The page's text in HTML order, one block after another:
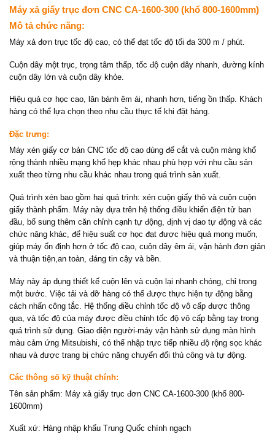
Máy xả giấy trục đơn CNC CA-1600-300 (khổ 800-1600mm)
Mô tả chức năng:
Máy xả đơn trục tốc độ cao, có thể đạt tốc độ tối đa 300 m / phút.
Cuộn dây một trục, trọng tâm thấp, tốc độ cuộn dây nhanh, đường kính
cuộn dây lớn và cuộn dây khỏe.
Hiệu quả cơ học cao, lăn bánh êm ái, nhanh hơn, tiếng ồn thấp. Khách
hàng có thể lựa chọn theo nhu cầu thực tế khi đặt hàng.
Đặc trưng:
Máy xén giấy cơ bản CNC tốc độ cao dùng để cắt và cuộn màng khổ
rộng thành nhiều mạng khổ hẹp khác nhau phù hợp với nhu cầu sản
xuất theo từng nhu cầu khác nhau trong quá trình sản xuất.
Quá trình xén bao gồm hai quá trình: xén cuộn giấy thô và cuộn cuộn
giấy thành phẩm. Máy này dựa trên hệ thống điều khiển điện tử ban
đầu, bổ sung thêm căn chỉnh cạnh tự động, định vị dao tự động và các
chức năng khác, để hiệu suất cơ học đạt được hiệu quả mong muốn,
giúp máy ổn định hơn ở tốc độ cao, cuộn dây êm ái, vận hành đơn giản
và thuận tiện,an toàn, đáng tin cậy và bền.
Máy này áp dụng thiết kế cuộn lên và cuộn lại nhanh chóng, chỉ trong
một bước. Việc tải và dỡ hàng có thể được thực hiện tự động bằng
cách nhấn công tắc. Hệ thống điều chỉnh tốc độ vô cấp được thông
qua, và tốc độ của máy được điều chỉnh tốc độ vô cấp bằng tay trong
quá trình sử dụng. Giao diện người-máy vận hành sử dụng màn hình
màu cảm ứng Mitsubishi, có thể nhập trực tiếp nhiều độ rộng sọc khác
nhau và được trang bị chức năng chuyển đổi thủ công và tự động.
Các thông số kỹ thuật chính:
Tên sản phẩm: Máy xả giấy trục đơn CNC CA-1600-300 (khổ 800-
1600mm)
Xuất xứ: Hàng nhập khẩu Trung Quốc chính ngạch